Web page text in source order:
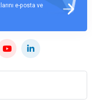
e-posta ve